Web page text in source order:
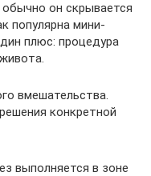
обычно он скрывается
популярна мини-
плюс: процедура
вмешательства.
конкретной
выполняется в зоне